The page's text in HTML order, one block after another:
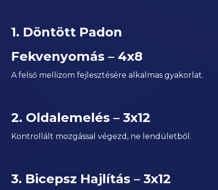
1. Döntött Padon
Fekvenyomás – 4x8
A felső mellizom fejlesztésére alkalmas gyakorlat.
2. Oldalemelés – 3x12
Kontrollált mozgással végezd, ne lendületből.
3. Bicepsz Hajlítás – 3x12